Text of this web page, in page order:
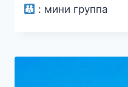
: мини группа